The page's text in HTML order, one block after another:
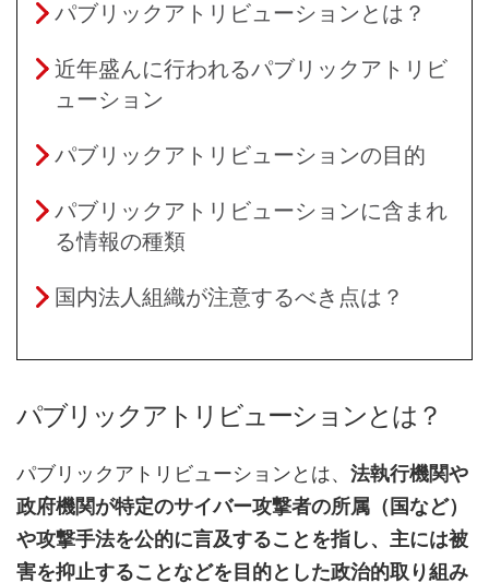
パブリックアトリビューションとは？
近年盛んに行われるパブリックアトリビ
ューション
パブリックアトリビューションの目的
パブリックアトリビューションに含まれ
る情報の種類
国内法人組織が注意するべき点は？
パブリックアトリビューションとは？
パブリックアトリビューションとは、 法執行機関や
政府機関が特定のサイバー攻撃者の所属（国など）
や攻撃手法を公的に言及することを指し、主には被
害を抑止することなどを目的とした政治的取り組み